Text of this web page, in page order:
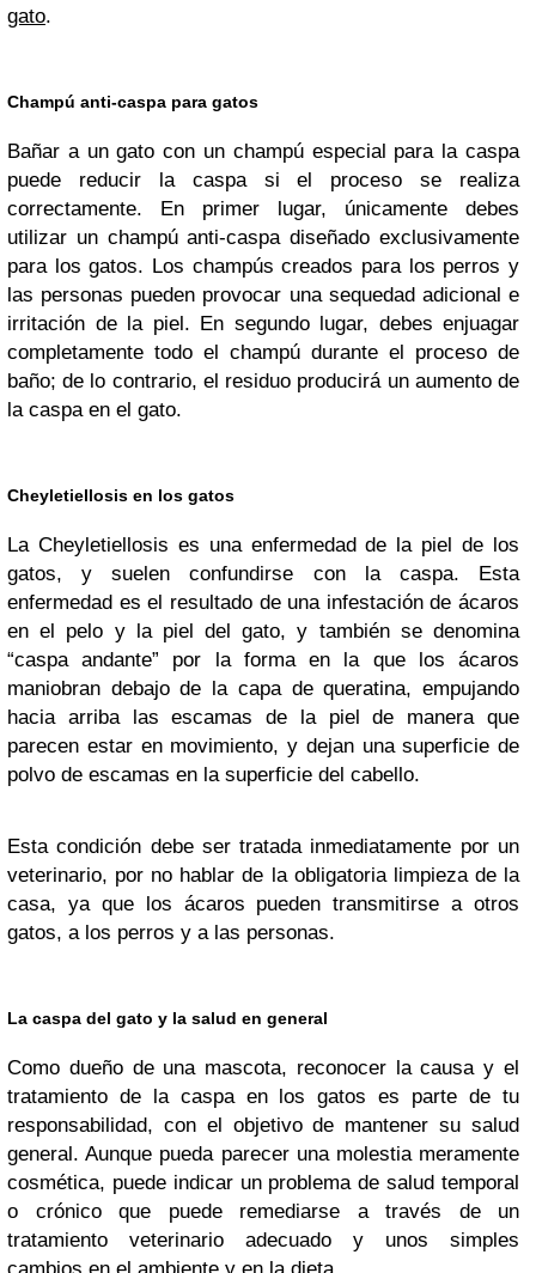
gato.
Champú anti-caspa para gatos
Bañar a un gato con un champú especial para la caspa
puede reducir la caspa si el proceso se realiza
correctamente. En primer lugar, únicamente debes
utilizar un champú anti-caspa diseñado exclusivamente
para los gatos. Los champús creados para los perros y
las personas pueden provocar una sequedad adicional e
irritación de la piel. En segundo lugar, debes enjuagar
completamente todo el champú durante el proceso de
baño; de lo contrario, el residuo producirá un aumento de
la caspa en el gato.
Cheyletiellosis en los gatos
La Cheyletiellosis es una enfermedad de la piel de los
gatos, y suelen confundirse con la caspa. Esta
enfermedad es el resultado de una infestación de ácaros
en el pelo y la piel del gato, y también se denomina
“caspa andante” por la forma en la que los ácaros
maniobran debajo de la capa de queratina, empujando
hacia arriba las escamas de la piel de manera que
parecen estar en movimiento, y dejan una superficie de
polvo de escamas en la superficie del cabello.
Esta condición debe ser tratada inmediatamente por un
veterinario, por no hablar de la obligatoria limpieza de la
casa, ya que los ácaros pueden transmitirse a otros
gatos, a los perros y a las personas.
La caspa del gato y la salud en general
Como dueño de una mascota, reconocer la causa y el
tratamiento de la caspa en los gatos es parte de tu
responsabilidad, con el objetivo de mantener su salud
general. Aunque pueda parecer una molestia meramente
cosmética, puede indicar un problema de salud temporal
o crónico que puede remediarse a través de un
tratamiento veterinario adecuado y unos simples